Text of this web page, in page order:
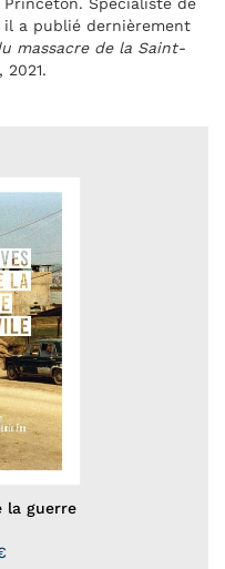
Spécialiste de
il a publié dernièrement
massacre de la Saint-
2021.
la guerre